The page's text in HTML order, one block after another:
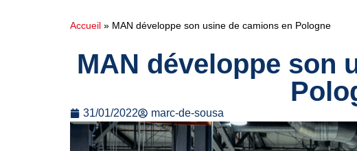
Accueil » MAN développe son usine de camions en Pologne
MAN développe son
31/01/2022 marc-de-sousa